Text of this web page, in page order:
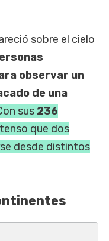
sobre el cielo
observar un
de una
sus 236
que dos
desde distintos